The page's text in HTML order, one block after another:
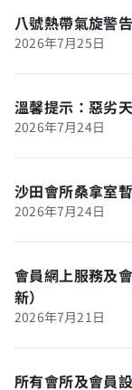
八號熱帶氣旋警
2026年7月25日
溫馨提示：惡劣
2026年7月24日
沙田會所桑拿室
2026年7月24日
會員網上服務及
新）
2026年7月21日
所有會所及會員